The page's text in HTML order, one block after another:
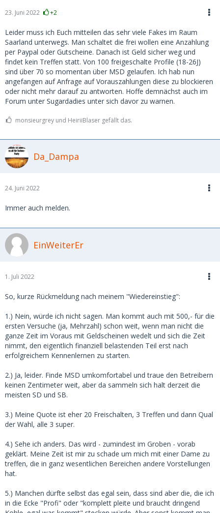
23. Juni 2022 +2
Leider muss ich Euch mitteilen das sehr viele Fakes im Raum
Saarland unterwegs. Man schaltet die frei wollen eine Anzahlung
per Paypal oder Gutscheine. Danach ist Geld sicher weg und
findet kein Treffen statt. Von 100 freigeschalte Profile (18-26J)
sind über 70 so momentan über MSD gelaufen. Ich hab nun
angefangen auf Anfrage auf Vorauszahlungen diese zu blockieren
oder nicht mehr darauf zu antworten. Hoffe demnächst auch im
Forum unter Sugardadies unter sich davor zu warnen.
monsieurgrey und HeiriiBlaser gefällt das.
Da_Dampa
24. Juni 2022
Immer auch melden.
EinWeiterEr
1. Juli 2022
So, kurze Rückmeldung nach meinem "Wiedereinstieg":
1.) Nein, würde ich nicht sagen. Man kommt auch mit 500,- für die
ersten Versuche (ja, Mehrzahl) schon weit, wenn man nicht die
ganze Zeit im Voraus mit Geldscheinen wedelt und sich die Zeit
nimmt, den eigentlich finanziell belastenden Teil erst nach
erfolgreichem Kennenlernen zu starten.
2.) Ja, leider. Finde MSD umkomfortabel und traue den Betreibern
keinen Zentimeter weit, aber da sammeln sich halt derzeit die
meisten SD und SB.
3.) Meine Quote ist eher 20 Freischalten, 3 Treffen und dann Qual
der Wahl, alle 3 super.
4.) Sehe ich anders. Das wird - zumindest im Groben - vorab
geklärt. Meine Zeit ist mir zu schade um mich mit einer Dame zu
treffen, die in ganz wesentlichen Bereichen andere Vorstellungen
hat.
5.) Manchen dürfte selbst das egal sein, dass sind aber die, die ich
in die Ecke "Profi" oder "komplett pleite und braucht dringend